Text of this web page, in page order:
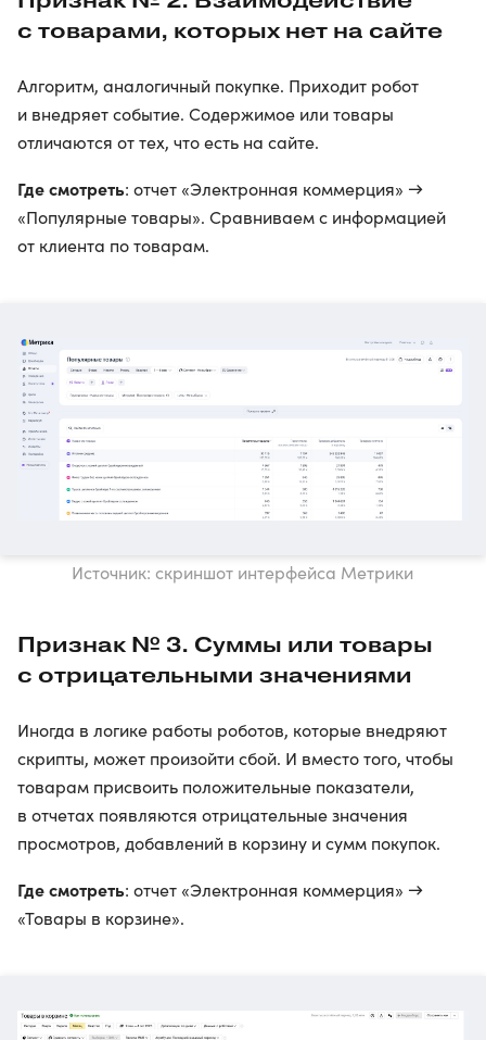
с товарами, которых нет на сайте
Алгоритм, аналогичный покупке. Приходит робот
и внедряет событие. Содержимое или товары
отличаются от тех, что есть на сайте.
Где смотреть: отчет «Электронная коммерция» →
«Популярные товары». Сравниваем с информацией
от клиента по товарам.
Источник: скриншот интерфейса Метрики
Признак № 3. Суммы или товары
с отрицательными значениями
Иногда в логике работы роботов, которые внедряют
скрипты, может произойти сбой. И вместо того, чтобы
товарам присвоить положительные показатели,
в отчетах появляются отрицательные значения
просмотров, добавлений в корзину и сумм покупок.
Где смотреть: отчет «Электронная коммерция» →
«Товары в корзине».